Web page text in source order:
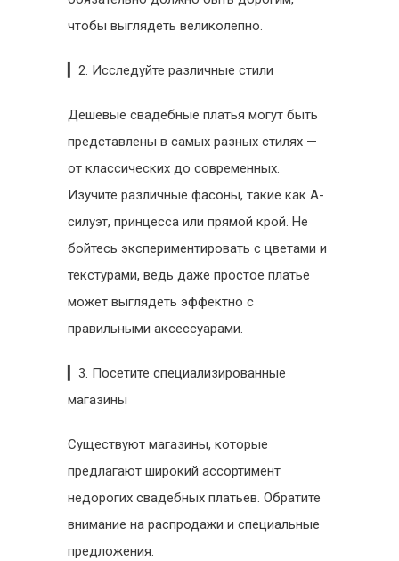
чтобы выглядеть великолепно.
▎2. Исследуйте различные стили
Дешевые свадебные платья могут быть
представлены в самых разных стилях —
от классических до современных.
Изучите различные фасоны, такие как A-
силуэт, принцесса или прямой крой. Не
бойтесь экспериментировать с цветами и
текстурами, ведь даже простое платье
может выглядеть эффектно с
правильными аксессуарами.
▎3. Посетите специализированные
магазины
Существуют магазины, которые
предлагают широкий ассортимент
недорогих свадебных платьев. Обратите
внимание на распродажи и специальные
предложения.